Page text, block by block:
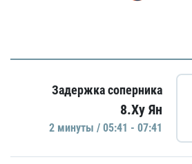
Задержка соперника
8.Ху Ян
2 минуты / 05:41 - 07:41